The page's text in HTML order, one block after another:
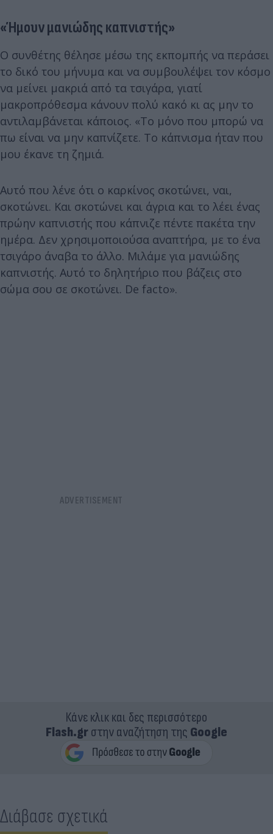
«Ήμουν μανιώδης καπνιστής»
Ο συνθέτης θέλησε μέσω της εκπομπής να περάσει
το δικό του μήνυμα και να συμβουλέψει τον κόσμο
να μείνει μακριά από τα τσιγάρα, γιατί
μακροπρόθεσμα κάνουν πολύ κακό κι ας μην το
αντιλαμβάνεται κάποιος. «Το μόνο που μπορώ να
πω είναι να μην καπνίζετε. Το κάπνισμα ήταν που
μου έκανε τη ζημιά.
Αυτό που λένε ότι ο καρκίνος σκοτώνει, ναι,
σκοτώνει. Και σκοτώνει και άγρια και το λέει ένας
πρώην καπνιστής που κάπνιζε πέντε πακέτα την
ημέρα. Δεν χρησιμοποιούσα αναπτήρα, με το ένα
τσιγάρο άναβα το άλλο. Μιλάμε για μανιώδης
καπνιστής. Αυτό το δηλητήριο που βάζεις στο
σώμα σου σε σκοτώνει. De facto».
Κάνε κλικ και δες περισσότερο
Flash.grστην αναζήτηση της Google
Διάβασε σχετικά